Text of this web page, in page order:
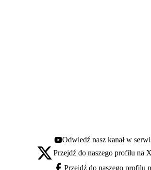
Youtube - otwiera się w nowej karcie
Odwiedź nasz kanał w
X - otwiera się w nowej karcie
Przejdź do naszego profilu na
Przejdź do naszego profilu